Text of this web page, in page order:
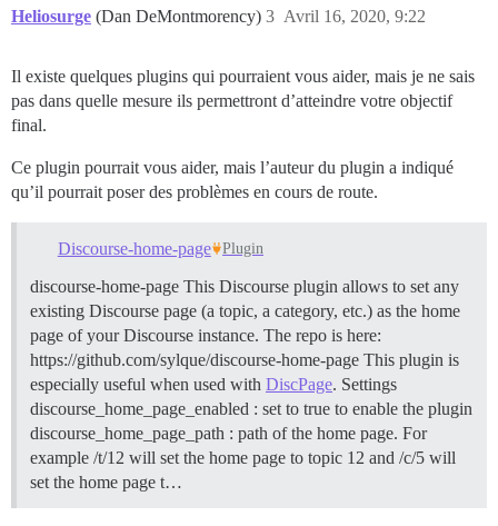
Heliosurge (Dan DeMontmorency) Avril 16, 2020, 9:22
3
Il existe quelques plugins qui pourraient vous aider, mais je ne sais
pas dans quelle mesure ils permettront d’atteindre votre objectif
final.
Ce plugin pourrait vous aider, mais l’auteur du plugin a indiqué
qu’il pourrait poser des problèmes en cours de route.
Discourse-home-page Plugin
discourse-home-page This Discourse plugin allows to set any
existing Discourse page (a topic, a category, etc.) as the home
page of your Discourse instance. The repo is here:
https://github.com/sylque/discourse-home-page This plugin is
especially useful when used with DiscPage. Settings
discourse_home_page_enabled : set to true to enable the plugin
discourse_home_page_path : path of the home page. For
example /t/12 will set the home page to topic 12 and /c/5 will
set the home page t…